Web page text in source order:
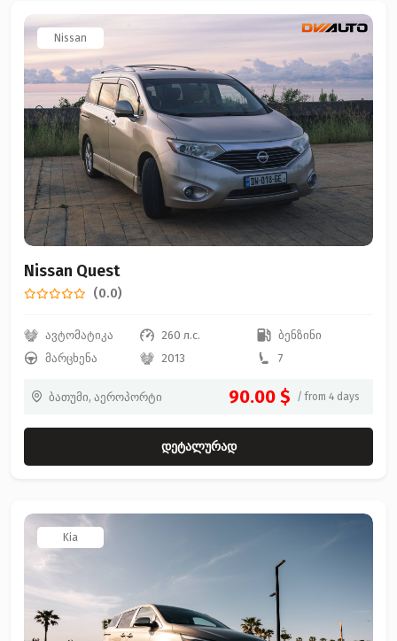
Nissan
Nissan Quest
(0.0)
ავტომატიკა 260 л.с.
ბენზინი
მარცხენა
2013 7
ბათუმი, აეროპორტი 90.00 $ / from 4 days
დეტალურად
Kia